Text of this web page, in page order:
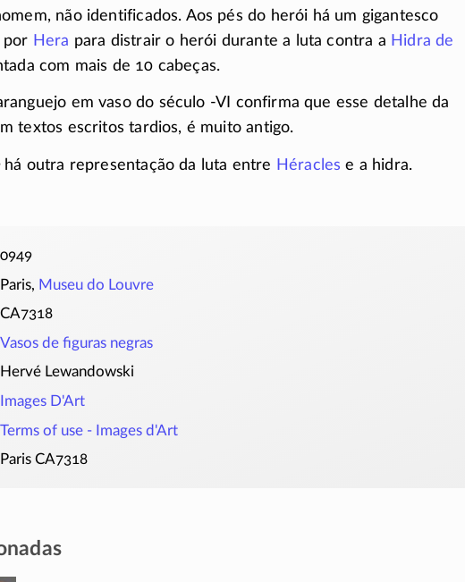
não identificados. Aos pés do herói há um gigantesco
por Hera para distrair o herói durante a luta contra a Hidra de
com mais de 10 cabeças.
em vaso do século -VI
confirma que esse detalhe da
textos escritos tardios, é muito antigo.
há outra representação da luta entre Héracles e a hidra.
0949
Paris, Museu do Louvre
CA7318
Vasos de figuras negras
Hervé Lewandowski
Images D'Art
Terms of use - Images d'Art
Paris CA7318